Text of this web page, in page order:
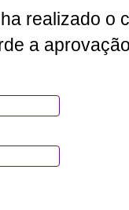
realizado o
a